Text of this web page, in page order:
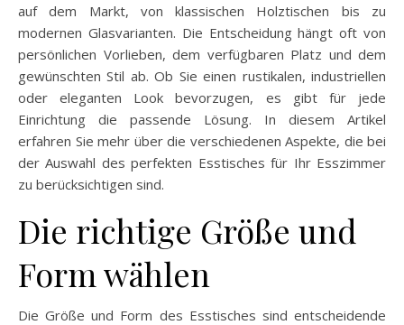
auf dem Markt, von klassischen Holztischen bis zu
modernen Glasvarianten. Die Entscheidung hängt oft von
persönlichen Vorlieben, dem verfügbaren Platz und dem
gewünschten Stil ab. Ob Sie einen rustikalen, industriellen
oder eleganten Look bevorzugen, es gibt für jede
Einrichtung die passende Lösung. In diesem Artikel
erfahren Sie mehr über die verschiedenen Aspekte, die bei
der Auswahl des perfekten Esstisches für Ihr Esszimmer
zu berücksichtigen sind.
Die richtige Größe und
Form wählen
Die Größe und Form des Esstisches sind entscheidende